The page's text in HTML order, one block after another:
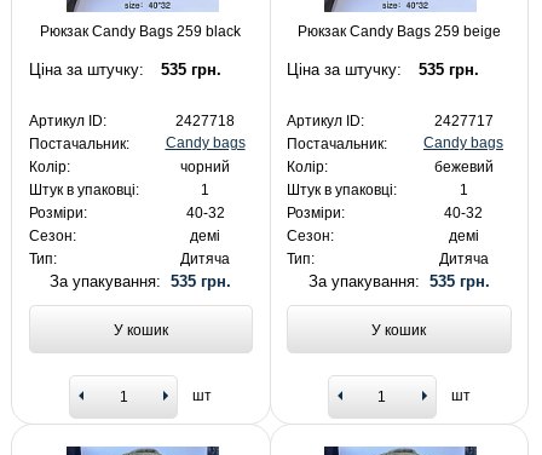
Рюкзак Candy Bags 259 black
Ціна за штучку: 535 грн.
Артикул ID:
2427718
Постачальник:
Candy bags
Колір:
чорний
Штук в упаковці:
1
Розміри:
40-32
Сезон:
демі
Тип:
Дитяча
За упакування:535 грн.
У кошик
шт
Рюкзак Candy Bags 259 beige
Ціна за штучку: 535 грн.
Артикул ID:
2427717
Постачальник:
Candy bags
Колір:
бежевий
Штук в упаковці:
1
Розміри:
40-32
Сезон:
демі
Тип:
Дитяча
За упакування: 535 грн.
У кошик
шт